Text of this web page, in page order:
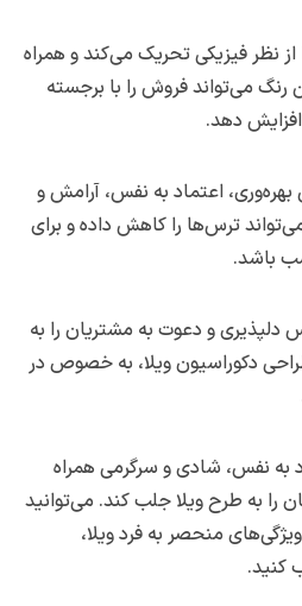
از نظر فیزیکی تحریک می‌کند و همراه
می‌تواند فروش را با برجسته
دهد.
اعتماد به نفس، آرامش و
ترس‌ها را کاهش داده و برای
باشد.
و دعوت به مشتریان را به
دکوراسیون ویلا، به خصوص در
به نفس، شادی و سرگرمی همراه
را به طرح ویلا جلب کند. می‌توانید
ویژگی‌های منحصر به فرد ویلا،
کنید.